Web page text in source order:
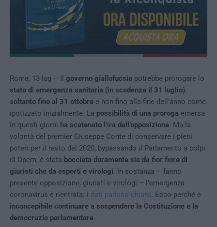
Roma, 13 lug – Il governo giallofucsia potrebbe prorogare lo
stato di emergenza sanitaria (in scadenza il 31 luglio)
soltanto fino al 31 ottobre e non fino alla fine dell’anno come
ipotizzato inizialmente. La possibilità di una proroga emersa
in questi giorni ha scatenato l’ira dell’opposizione. Ma la
volontà del premier Giuseppe Conte di conservare i pieni
poteri per il resto del 2020, bypassando il Parlamento a colpi
di Dpcm, è stata bocciata duramente sia da fior fiore di
giuristi che da esperti e virologi. In sostanza – fanno
presente opposizione, giuristi e virologi – l’emergenza
coronavirus è rientrata: i dati parlano chiaro. Ecco perché è
inconcepibile continuare a sospendere la Costituzione e la
democrazia parlamentare.